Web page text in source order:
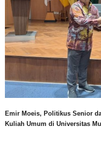
Emir Moeis, Politikus Senior
Kuliah Umum di Universitas